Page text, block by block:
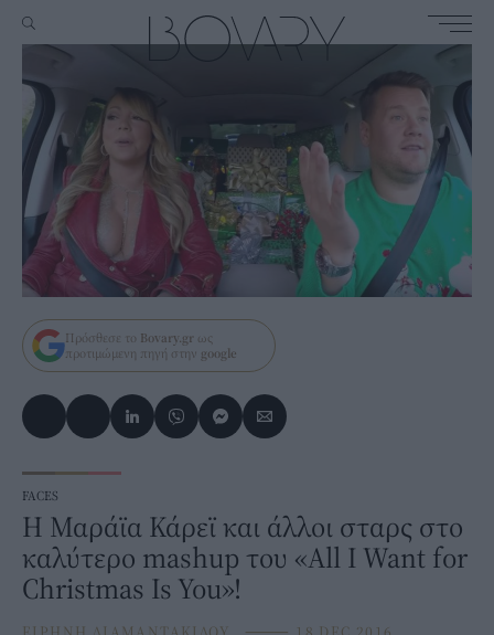
Πρόσθεσε το Bovary.gr ως
προτιμώμενη πηγή στην google
FACES
Η Μαράϊα Κάρεϊ και άλλοι σταρς στο
καλύτερο mashup του «All I Want for
Christmas Is You»!